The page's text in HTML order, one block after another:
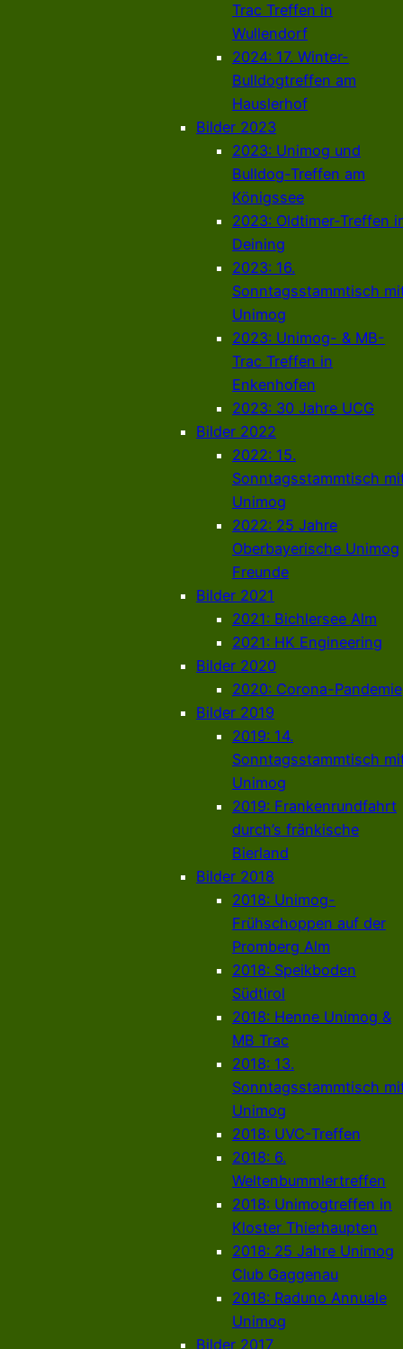
Trac Treffen in
Wullendorf
2024: 17. Winter-
Bulldogtreffen am
Hauslerhof
Bilder 2023
2023: Unimog und
Bulldog-Treffen am
Königssee
2023: Oldtimer-Treffen
Deining
2023: 16.
Sonntagsstammtisch
Unimog
2023: Unimog- & MB-
Trac Treffen in
Enkenhofen
2023: 30 Jahre UCG
Bilder 2022
2022: 15.
Sonntagsstammtisch
Unimog
2022: 25 Jahre
Oberbayerische Unimog
Freunde
Bilder 2021
2021: Bichlersee Alm
2021: HK Engineering
Bilder 2020
2020: Corona-Pandemie
Bilder 2019
2019: 14.
Sonntagsstammtisch
Unimog
2019: Frankenrundfahrt
durch’s fränkische
Bierland
Bilder 2018
2018: Unimog-
Frühschoppen auf der
Promberg Alm
2018: Speikboden
Südtirol
2018: Henne Unimog &
MB Trac
2018: 13.
Sonntagsstammtisch
Unimog
2018: UVC-Treffen
2018: 6.
Weltenbummlertreffen
2018: Unimogtreffen in
Kloster Thierhaupten
2018: 25 Jahre Unimog
Club Gaggenau
2018: Raduno Annuale
Unimog
Bilder 2017